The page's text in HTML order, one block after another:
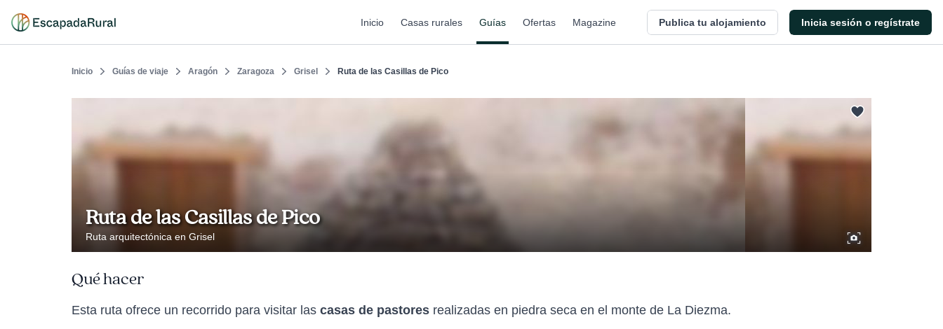
Inicio Casas rurales Guías Ofertas Magazine Publica tu alojamiento Inicia sesión o regístrate
Inicio Guías de viaje Aragón Zaragoza Grisel Ruta de las Casillas de Pico
Ruta de las Casillas de Pico
Ruta arquitectónica en Grisel
Qué hacer
Esta ruta ofrece un recorrido para visitar las casas de pastores realizadas en piedra seca en el monte de La Diezma.